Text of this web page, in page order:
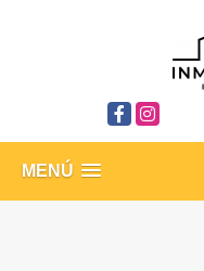
FacebookInstagram
MENÚ